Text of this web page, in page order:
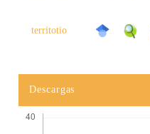
territotio
Descargas